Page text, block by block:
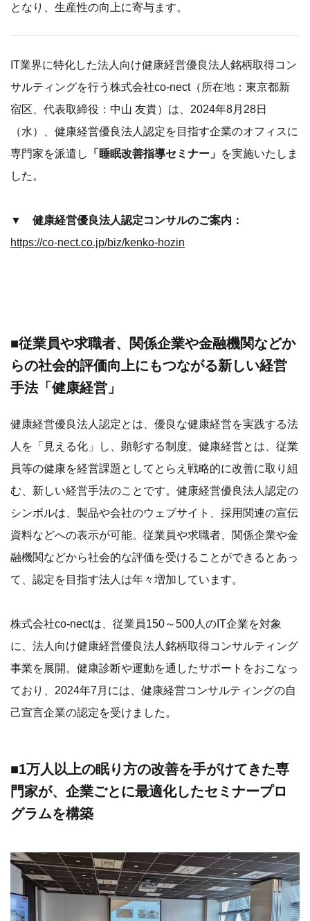
となり、生産性の向上に寄与ます。
IT業界に特化した法人向け健康経営優良法人銘柄取得コン
サルティングを行う株式会社co-nect（所在地：東京都新
宿区、代表取締役：中山 友貴）は、2024年8月28日
（水）、健康経営優良法人認定を目指す企業のオフィスに
専門家を派遣し
「睡眠改善指導セミナー」 を実施いたしま
した。
▼ 健康経営優良法人認定コンサルのご案内：
https://co-nect.co.jp/biz/kenko-hozin
■従業員や求職者、関係企業や金融機関などか
らの社会的評価向上にもつながる新しい経営
手法「健康経営」
健康経営優良法人認定とは、優良な健康経営を実践する法
人を「見える化」し、顕彰する制度。健康経営とは、従業
員等の健康を経営課題としてとらえ戦略的に改善に取り組
む、新しい経営手法のことです。健康経営優良法人認定の
シンボルは、製品や会社のウェブサイト、採用関連の宣伝
資料などへの表示が可能。従業員や求職者、関係企業や金
融機関などから社会的な評価を受けることができるとあっ
て、認定を目指す法人は年々増加しています。
株式会社co-nectは、従業員150～500人のIT企業を対象
に、法人向け健康経営優良法人銘柄取得コンサルティング
事業を展開。健康診断や運動を通したサポートをおこなっ
ており、2024年7月には、健康経営コンサルティングの自
己宣言企業の認定を受けました。
■1万人以上の眠り方の改善を手がけてきた専
門家が、企業ごとに最適化したセミナープロ
グラムを構築